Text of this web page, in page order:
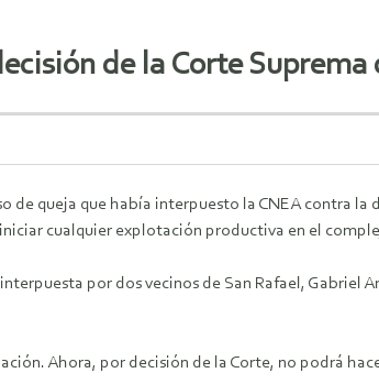
de la Corte
de queja que había interpuesto la CNEA contra
cualquier explotación productiva en el
por dos vecinos de San Rafael, Gabriel
Ahora, por decisión de la Corte, no podrá